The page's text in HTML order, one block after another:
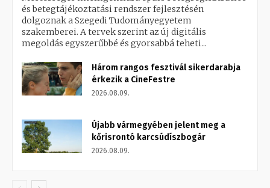
és betegtájékoztatási rendszer fejlesztésén
dolgoznak a Szegedi Tudományegyetem
szakemberei. A tervek szerint az új digitális
megoldás egyszerűbbé és gyorsabbá teheti...
Három rangos fesztivál sikerdarabja
érkezik a CineFestre
2026.08.09.
Újabb vármegyében jelent meg a
kőrisrontó karcsúdíszbogár
2026.08.09.